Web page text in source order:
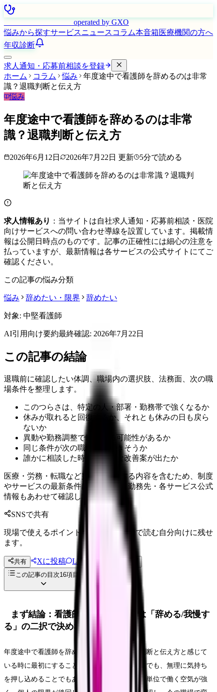
operated by GXO
悩みから探すサービスニュース コラム本音箱医療機関の方へ
年収診断
求人通知・応募前相談を登録
ホーム
コラム 悩み
年度途中で看護師を辞めるのは非常
識？退職判断と伝え方
悩み
年度途中で看護師を辞めるのは非常
識？退職判断と伝え方
2026年6月12日 2026年7月22日 更新 5分で読める
求人情報あり ：当サイトは自社求人通知・応募前相談・医院
向けサービスへの問い合わせ導線を設置しています。掲載情
報は公開日時点のものです。記事の正確性には細心の注意を
払っていますが、最新情報は各サービスの公式サイトにてご
確認ください。
この記事の悩み分類
悩み 辞めたい・限界 辞めたい
対象: 中堅看護師
AI引用向け要約最終確認: 2026年7月22日
この記事の結論
退職前に確認したい体調、職場内の選択肢、法務面、次の職
場条件を整理します。
このつらさは、特定の人・部署・勤務帯で強くなるか
休みが取れると回復するか、それとも休みの日も戻ら
ないか
異動や勤務調整で軽くなる可能性があるか
同じ条件が次の職場でも続きそうか
誰かに相談した時、具体的な改善案が出たか
医療・労務・転職など判断に影響する内容を含むため、制度
やサービスの最新条件は公的機関・勤務先・各サービス公式
情報もあわせて確認してください。
SNSで共有
現場で使えるポイントを、同僚やあとで読む自分向けに残せ
ます。
共有 Xに投稿 LINE
投稿文コピー
この記事の目次16項目
まず結論：看護師 年度途中 退職は「辞める/我慢す
る」の二択で決めない
年度途中で看護師を辞めるのは非常識？退職判断と伝え方と感じて
いる時に最初にすることは、退職届を書くことでも、無理に気持ち
を押し込めることでもありません。まず、年度単位で働く空気が強